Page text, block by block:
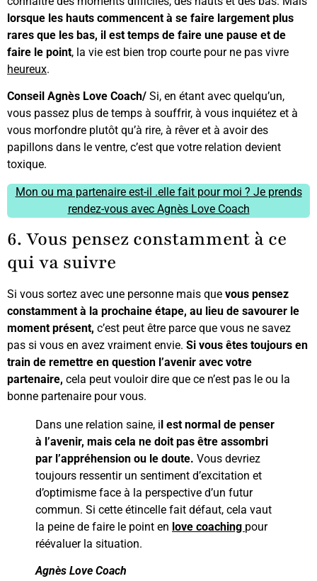
lorsque les hauts commencent à se faire largement plus
rares que les bas, il est temps de faire une pause et de
faire le point, la vie est bien trop courte pour ne pas vivre
heureux.
Conseil Agnès Love Coach/ Si, en étant avec quelqu’un,
vous passez plus de temps à souffrir, à vous inquiétez et à
vous morfondre plutôt qu’à rire, à rêver et à avoir des
papillons dans le ventre, c’est que votre relation devient
toxique.
Mon ou ma partenaire est-il .elle fait pour moi ? Je prends
rendez-vous avec Agnès Love Coach
6. Vous pensez constamment à ce
qui va suivre
Si vous sortez avec une personne mais que vous pensez
constamment à la prochaine étape, au lieu de savourer le
moment présent, c’est peut être parce que vous ne savez
pas si vous en avez vraiment envie. Si vous êtes toujours en
train de remettre en question l’avenir avec votre
partenaire, cela peut vouloir dire que ce n’est pas le ou la
bonne partenaire pour vous.
Dans une relation saine, il est normal de penser
à l’avenir, mais cela ne doit pas être assombri
par l’appréhension ou le doute. Vous devriez
toujours ressentir un sentiment d’excitation et
d’optimisme face à la perspective d’un futur
commun. Si cette étincelle fait défaut, cela vaut
la peine de faire le point en love coaching pour
réévaluer la situation.
Agnès Love Coach